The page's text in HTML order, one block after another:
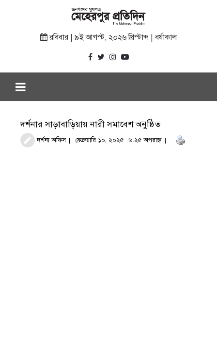
রবিবার | ৯ই আগস্ট, ২০২৬ খ্রিস্টাব্দ | বর্ষাকাল
দর্শনার সাড়াবাড়িয়ায় নারী সমাবেশ অনুষ্ঠিত
দর্শনা অফিস ফেব্রুয়ারি ১০, ২০২৫ · ৬:২৫ অপরাহ্ণ